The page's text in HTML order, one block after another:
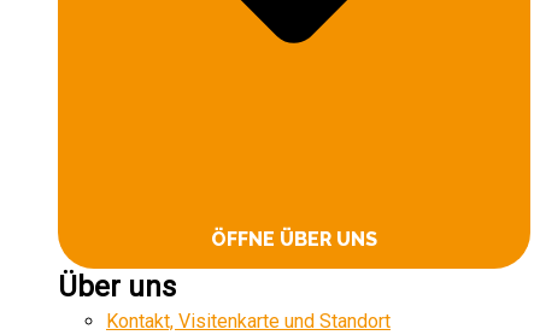
ÖFFNE ÜBER UNS
Über uns
Kontakt, Visitenkarte und Standort